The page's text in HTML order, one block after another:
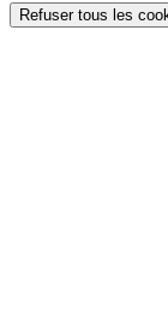
Refuser tous les